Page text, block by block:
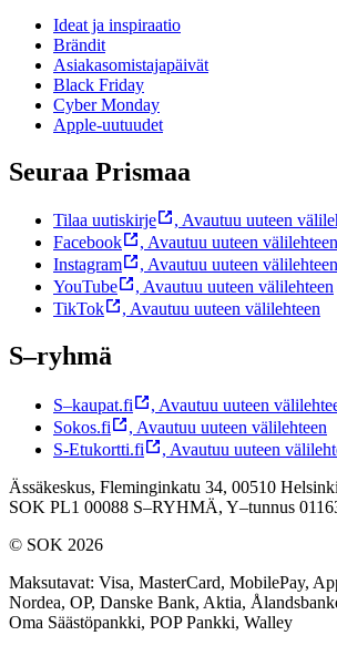
Ideat ja inspiraatio
Brändit
Asiakasomistajapäivät
Black Friday
Cyber Monday
Apple-uutuudet
Seuraa Prismaa
Tilaa uutiskirje , Avautuu uuteen
Facebook
, Avautuu uuteen välilehteen
Instagram
, Avautuu uuteen välilehteen
YouTube
, Avautuu uuteen välilehteen
TikTok
, Avautuu uuteen välilehteen
S–ryhmä
S–kaupat.fi , Avautuu uuteen
Sokos.fi
, Avautuu uuteen välilehteen
S-Etukortti.fi
, Avautuu uuteen
Ässäkeskus, Fleminginkatu 34, 00510 Helsinki
SOK PL1 00088 S–RYHMÄ, Y–tunnus
© SOK 2026
Maksutavat: Visa, MasterCard, MobilePay,
Nordea, OP, Danske Bank, Aktia,
Oma Säästöpankki, POP Pankki, Walley